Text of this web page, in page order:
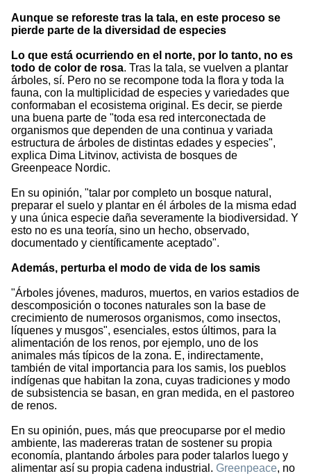
Aunque se reforeste tras la tala, en este proceso se
pierde parte de la diversidad de especies
Lo que está ocurriendo en el norte, por lo tanto, no es
todo de color de rosa. Tras la tala, se vuelven a plantar
árboles, sí. Pero no se recompone toda la flora y toda la
fauna, con la multiplicidad de especies y variedades que
conformaban el ecosistema original. Es decir, se pierde
una buena parte de "toda esa red interconectada de
organismos que dependen de una continua y variada
estructura de árboles de distintas edades y especies",
explica Dima Litvinov, activista de bosques de
Greenpeace Nordic.
En su opinión, "talar por completo un bosque natural,
preparar el suelo y plantar en él árboles de la misma edad
y una única especie daña severamente la biodiversidad. Y
esto no es una teoría, sino un hecho, observado,
documentado y científicamente aceptado".
Además, perturba el modo de vida de los samis
"Árboles jóvenes, maduros, muertos, en varios estadios de
descomposición o tocones naturales son la base de
crecimiento de numerosos organismos, como insectos,
líquenes y musgos", esenciales, estos últimos, para la
alimentación de los renos, por ejemplo, uno de los
animales más típicos de la zona. E, indirectamente,
también de vital importancia para los samis, los pueblos
indígenas que habitan la zona, cuyas tradiciones y modo
de subsistencia se basan, en gran medida, en el pastoreo
de renos.
En su opinión, pues, más que preocuparse por el medio
ambiente, las madereras tratan de sostener su propia
economía, plantando árboles para poder talarlos luego y
alimentar así su propia cadena industrial. Greenpeace, no